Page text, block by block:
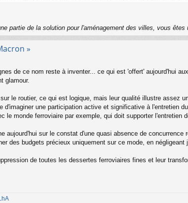
partie de la solution pour l'aménagement des villes, vous êtes
»
de ce nom reste à inventer... ce qui est 'offert' aujourd'hui
glamour.
le routier, ce qui est logique, mais leur qualité illustre assez
une participation active et significative à l'entretien
le monde ferroviaire par exemple, qui doit supporter l'entretien
aujourd'hui sur le constat d'une quasi absence de
des budgets précieux uniquement sur ce mode, en négligeant
de toutes les dessertes ferroviaires fines et leur